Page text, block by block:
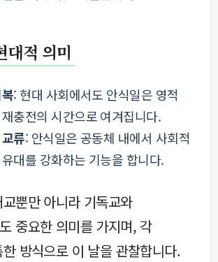
대적 의미
: 현대 사회에서도 안식일은 영적
충전의 시간으로 여겨집니다.
류: 안식일은 공동체 내에서 사회적
대를 강화하는 기능을 합니다.
뿐만 아니라 기독교와
중요한 의미를 가지며, 각
방식으로 이 날을 관찰합니다.